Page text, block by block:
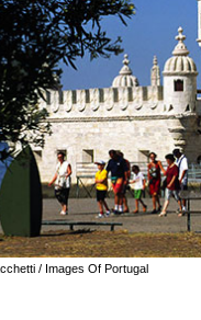
/ Images Of Portugal